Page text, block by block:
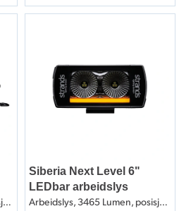
Arbeidslys, 9200 Lumen, posisjonslys
Siberia Next Level 6"
LEDbar arbeidslys
Arbeidslys, 3465 Lumen, posisjonslys